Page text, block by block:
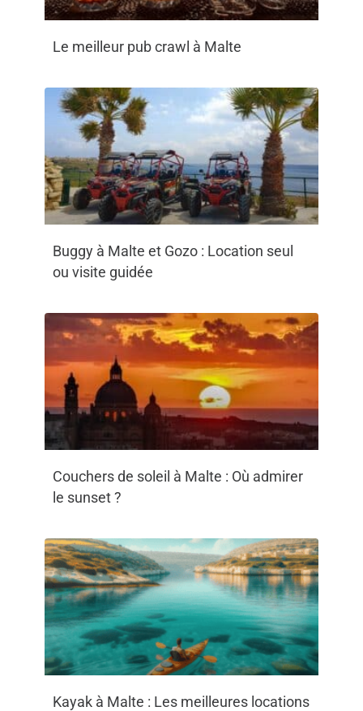
Le meilleur pub crawl à Malte
Buggy à Malte et Gozo : Location seul
ou visite guidée
Couchers de soleil à Malte : Où admirer
le sunset ?
Kayak à Malte : Les meilleures locations